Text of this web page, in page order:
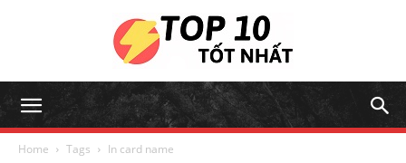
Home Tags In card name